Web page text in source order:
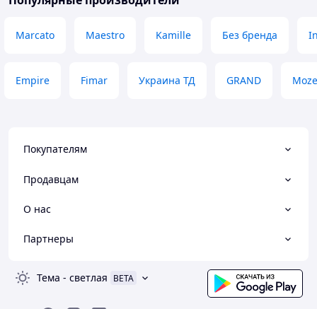
Marcato Maestro Kamille Без бренда
Empire Fimar Украина ТД GRAND
Покупателям
Продавцам
О нас
Партнеры
Тема - светлая BETA